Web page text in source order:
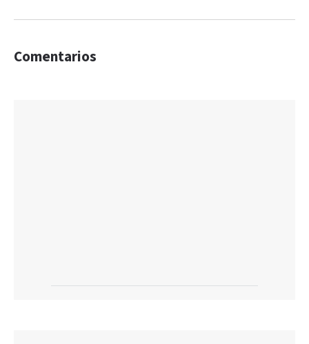
Comentarios